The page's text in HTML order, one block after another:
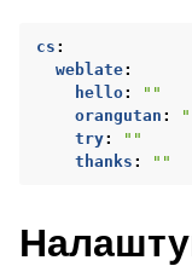
cs :
weblate:
hello:
""
orangutan :
try:
""
thanks : ""